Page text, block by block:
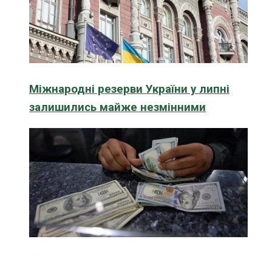
Міжнародні резерви України у липні
залишились майже незмінними